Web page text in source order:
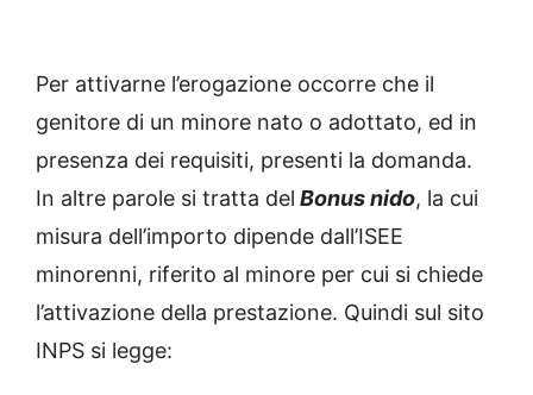
Per attivarne l’erogazione occorre che il
genitore di un minore nato o adottato, ed in
presenza dei requisiti, presenti la domanda.
In altre parole si tratta del Bonus nido, la cui
misura dell’importo dipende dall’ISEE
minorenni, riferito al minore per cui si chiede
l’attivazione della prestazione. Quindi sul sito
INPS si legge: